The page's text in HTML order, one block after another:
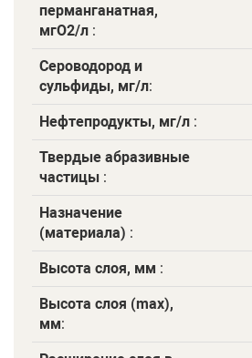
перманганатная,
мгО2/л :
Сероводород и
сульфиды, мг/л:
Нефтепродукты, мг/л :
Твердые абразивные
частицы :
Назначение
(материала) :
Высота слоя, мм :
Высота слоя (max),
мм: